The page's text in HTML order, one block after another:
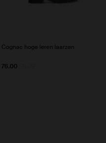
Cognac hoge leren laarzen
76.00